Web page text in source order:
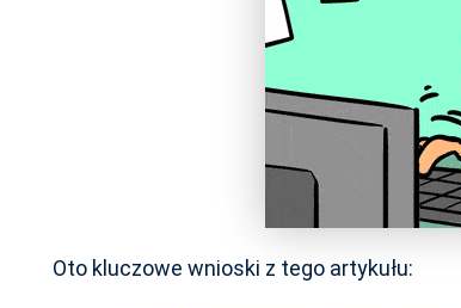
Oto kluczowe wnioski z tego artykułu: